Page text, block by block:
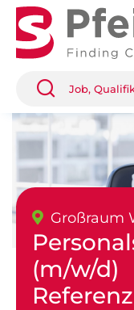
Großraum
(m/w/d)